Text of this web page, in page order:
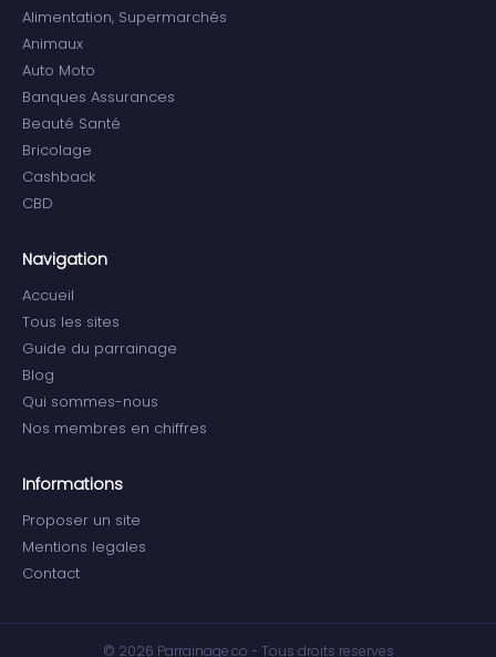
Alimentation, Supermarchés
Animaux
Auto Moto
Banques Assurances
Beauté Santé
Bricolage
Cashback
CBD
Navigation
Accueil
Tous les sites
Guide du parrainage
Blog
Qui sommes-nous
Nos membres en chiffres
Informations
Proposer un site
Mentions legales
Contact
© 2026 Parrainage.co - Tous droits reserves